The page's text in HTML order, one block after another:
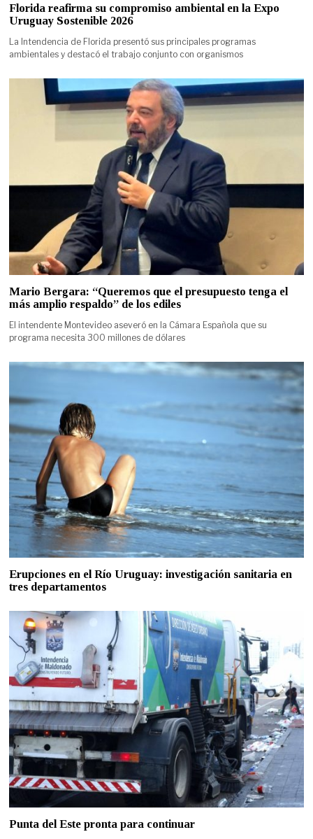
Florida reafirma su compromiso ambiental en la Expo
Uruguay Sostenible 2026
La Intendencia de Florida presentó sus principales programas
ambientales y destacó el trabajo conjunto con organismos
Mario Bergara: “Queremos que el presupuesto tenga el
más amplio respaldo” de los ediles
El intendente Montevideo aseveró en la Cámara Española que su
programa necesita 300 millones de dólares
Erupciones en el Río Uruguay: investigación sanitaria en
tres departamentos
Punta del Este pronta para continuar